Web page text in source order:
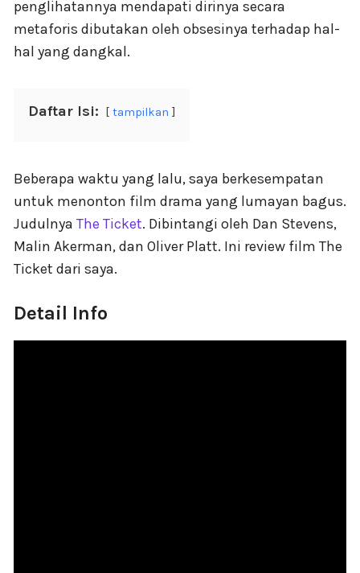
penglihatannya mendapati dirinya secara
metaforis dibutakan oleh obsesinya terhadap hal-
hal yang dangkal.
Daftar Isi: tampilkan
Beberapa waktu yang lalu, saya berkesempatan
untuk menonton film drama yang lumayan bagus.
Judulnya The Ticket. Dibintangi oleh Dan Stevens,
Malin Akerman, dan Oliver Platt. Ini review film The
Ticket dari saya.
Detail Info